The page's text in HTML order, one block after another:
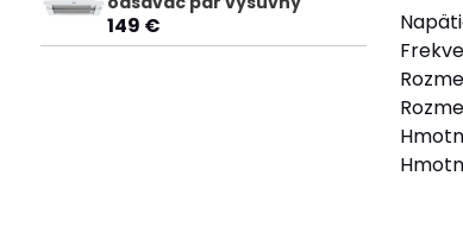
149 €